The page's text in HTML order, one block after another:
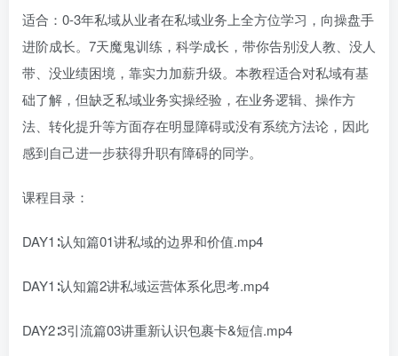
适合：0-3年私域从业者在私域业务上全方位学习，向操盘手
进阶成长。7天魔鬼训练，科学成长，带你告别没人教、没人
带、没业绩困境，靠实力加薪升级。本教程适合对私域有基
础了解，但缺乏私域业务实操经验，在业务逻辑、操作方
法、转化提升等方面存在明显障碍或没有系统方法论，因此
感到自己进一步获得升职有障碍的同学。
课程目录：
DAY1∶认知篇01讲私域的边界和价值.mp4
DAY1∶认知篇2讲私域运营体系化思考.mp4
DAY2∶3引流篇03讲重新认识包裹卡&短信.mp4